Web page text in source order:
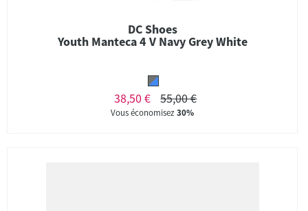
DC Shoes
Youth Manteca 4 V Navy Grey White
38,50 € 55,00 €
Vous économisez30%